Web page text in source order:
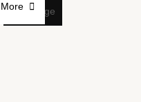
Next page